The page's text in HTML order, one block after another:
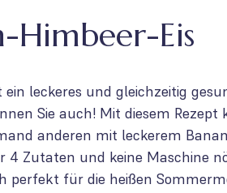
Himbeer-Eis
leckeres und gleichzeitig
Sie auch! Mit diesem Rezept
anderen mit leckerem
4 Zutaten und keine Maschine
perfekt für die heißen